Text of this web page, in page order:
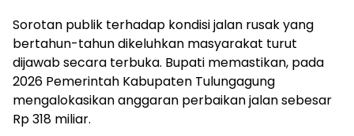
Sorotan publik terhadap kondisi jalan rusak yang
bertahun-tahun dikeluhkan masyarakat turut
dijawab secara terbuka. Bupati memastikan, pada
2026 Pemerintah Kabupaten Tulungagung
mengalokasikan anggaran perbaikan jalan sebesar
Rp 318 miliar.